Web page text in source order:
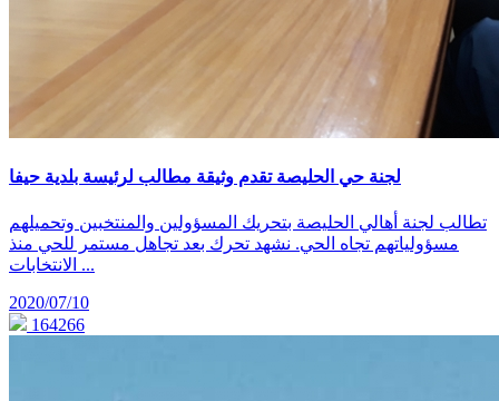
لجنة حي الحليصة تقدم وثيقة مطالب لرئيسة بلدية حيفا
تطالب لجنة أهالي الحليصة بتحريك المسؤولين والمنتخبين وتحميلهم
مسؤولياتهم تجاه الحي. نشهد تحرك بعد تجاهل مستمر للحي منذ
الانتخابات ...
2020/07/10
164266